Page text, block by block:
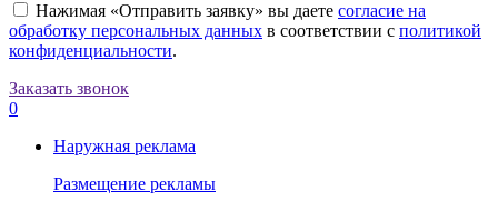
Нажимая «Отправить заявку» вы даете согласие на
обработку персональных данных в соответствии с политикой
конфиденциальности.
Заказать звонок
0
Наружная реклама
Размещение рекламы